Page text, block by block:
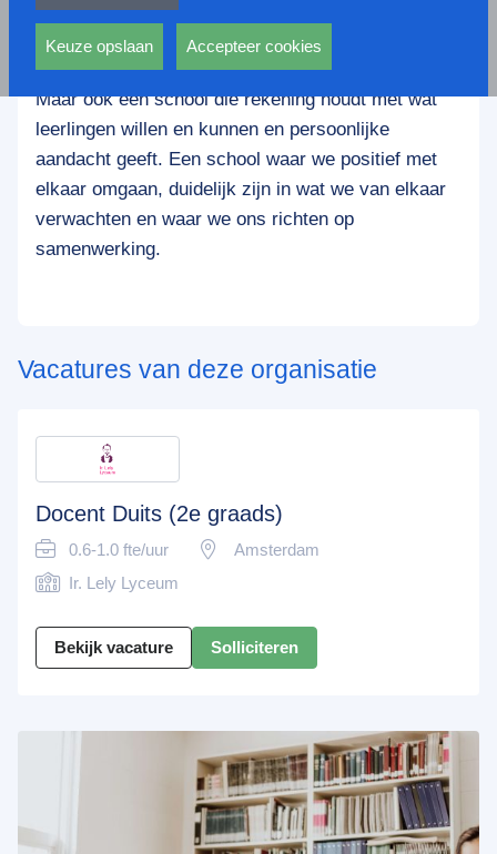
Het Ir. Lely Lyceum is een school waar kwaliteit en
sfeer voorop staan. Een school die een sterke
basis biedt voor verdere studie en ontwikkeling.
Maar ook een school die rekening houdt met wat
leerlingen willen en kunnen en persoonlijke
aandacht geeft. Een school waar we positief met
elkaar omgaan, duidelijk zijn in wat we van elkaar
verwachten en waar we ons richten op
samenwerking.
Vacatures van deze organisatie
Docent Duits (2e graads)
0.6-1.0 fte/uur
Amsterdam
Ir. Lely Lyceum
Bekijk vacature Solliciteren
andere wordt voorkomen dat dezelfde advertentie
voortdurend verschijnt.
Keuze opslaan Accepteer cookies